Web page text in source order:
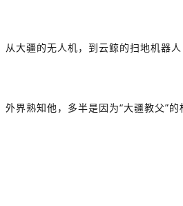
从大疆的无人机，到云鲸的扫地机器
外界熟知他，多半是因为“大疆教父”